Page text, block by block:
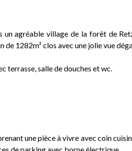
un agréable village de la forêt de
1282m² clos avec une jolie vue
terrasse, salle de douches et wc.
une pièce à vivre avec coin